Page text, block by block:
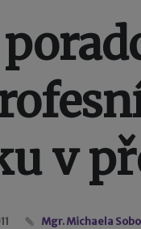
v
Mgr. Michaela